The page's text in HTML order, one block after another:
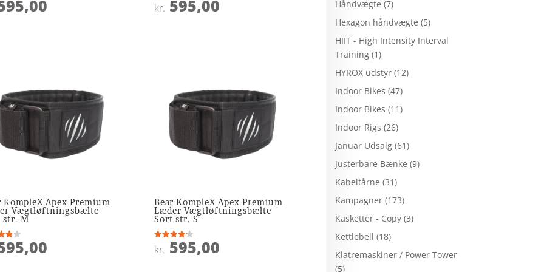
Vurderet
4.1
kr. 595,00
KompleX Apex Premium
Vægtløftningsbælte
str. M
Bear KompleX Apex Premium
Læder Vægtløftningsbælte
Sort str. S
Vurderet
4.2
kr. 595,00
Håndvægte (7)
Hexagon håndvægte (5)
HIIT - High Intensity Interval
Training (1)
HYROX udstyr (12)
Indoor Bikes (47)
Indoor Bikes (11)
Indoor Rigs (26)
Januar Udsalg (61)
Justerbare Bænke (9)
Kabeltårne (31)
Kampagner (173)
Kasketter - Copy (3)
Kettlebell (18)
Klatremaskiner / Power Tower
(5)